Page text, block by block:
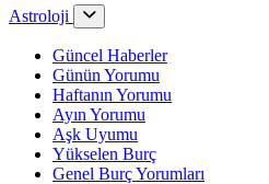
Astroloji
Güncel Haberler
Günün Yorumu
Haftanın Yorumu
Ayın Yorumu
Aşk Uyumu
Yükselen Burç
Genel Burç Yorumları